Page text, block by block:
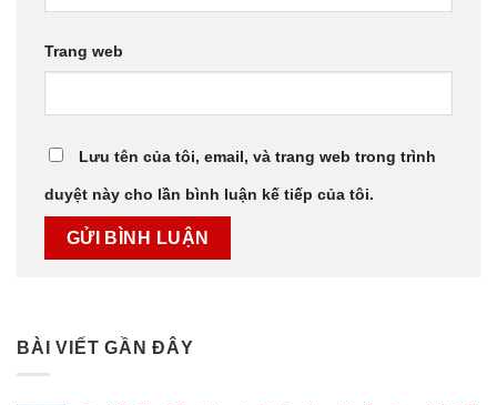
Trang web
Lưu tên của tôi, email, và trang web trong trình
duyệt này cho lần bình luận kế tiếp của tôi.
BÀI VIẾT GẦN ĐÂY